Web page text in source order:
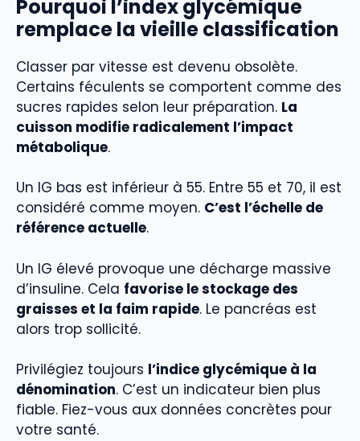
Pourquoi l’index glycémique
remplace la vieille classification
Classer par vitesse est devenu obsolète.
Certains féculents se comportent comme des
sucres rapides selon leur préparation. La
cuisson modifie radicalement l’impact
métabolique.
Un IG bas est inférieur à 55. Entre 55 et 70, il est
considéré comme moyen. C’est l’échelle de
référence actuelle.
Un IG élevé provoque une décharge massive
d’insuline. Cela favorise le stockage des
graisses et la faim rapide. Le pancréas est
alors trop sollicité.
Privilégiez toujours l’indice glycémique à la
dénomination. C’est un indicateur bien plus
fiable. Fiez-vous aux données concrètes pour
votre santé.